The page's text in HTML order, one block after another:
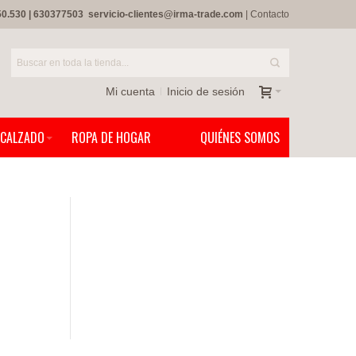
630377503 servicio-clientes@irma-trade.com Contacto
Mi cuenta Inicio de sesión
CALZADO ROPA DE HOGAR QUIÉNES SOMOS